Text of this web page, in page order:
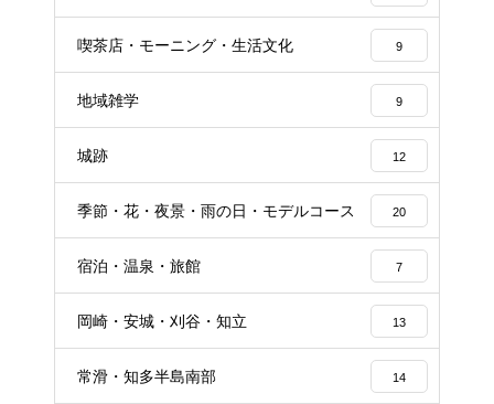
喫茶店・モーニング・生活文化 9
地域雑学 9
城跡 12
季節・花・夜景・雨の日・モデルコース 20
宿泊・温泉・旅館 7
岡崎・安城・刈谷・知立 13
常滑・知多半島南部 14